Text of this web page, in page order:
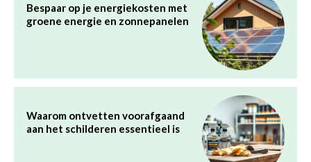
Bespaar op je energiekosten met
groene energie en zonnepanelen
Waarom ontvetten voorafgaand
aan het schilderen essentieel is